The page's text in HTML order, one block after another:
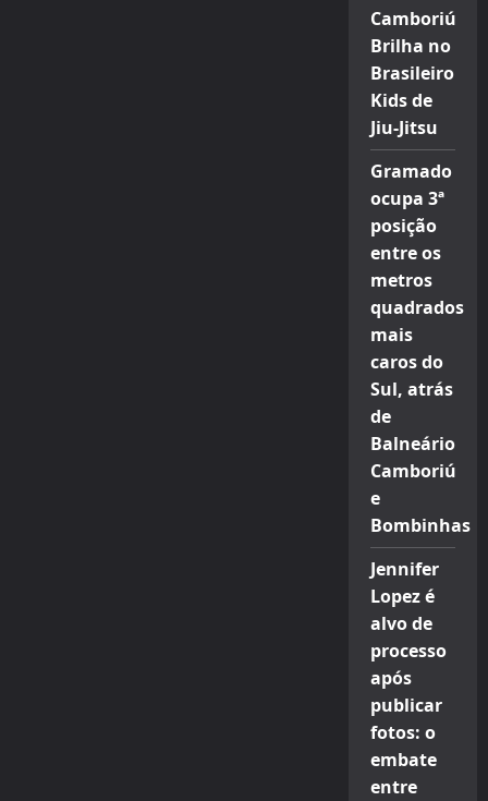
Camboriú
Brilha no
Brasileiro
Kids de
Jiu-Jitsu
Gramado
ocupa 3ª
posição
entre os
metros
quadrados
mais
caros do
Sul, atrás
de
Balneário
Camboriú
e
Bombinhas
Jennifer
Lopez é
alvo de
processo
após
publicar
fotos: o
embate
entre